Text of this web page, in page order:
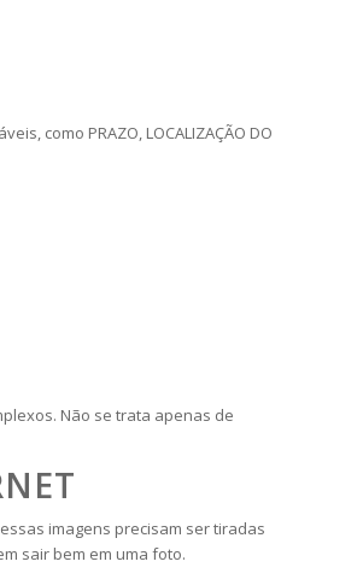
como PRAZO, LOCALIZAÇÃO DO
Não se trata apenas de
imagens precisam ser tiradas
sair bem em uma foto.